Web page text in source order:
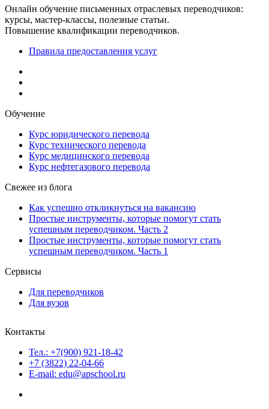
Онлайн обучение письменных отраслевых переводчиков:
курсы, мастер-классы, полезные статьи.
Повышение квалификации переводчиков.
Правила предоставления услуг
Обучение
Курс юридического перевода
Курс технического перевода
Курс медицинского перевода
Курс нефтегазового перевода
Свежее из блога
Как успешно откликнуться на вакансию
Простые инструменты, которые помогут стать
успешным переводчиком. Часть 2
Простые инструменты, которые помогут стать
успешным переводчиком. Часть 1
Сервисы
Для переводчиков
Для вузов
Контакты
Тел.: +7(900) 921-18-42
+7 (3822) 22-04-66
E-mail: edu@apschool.ru